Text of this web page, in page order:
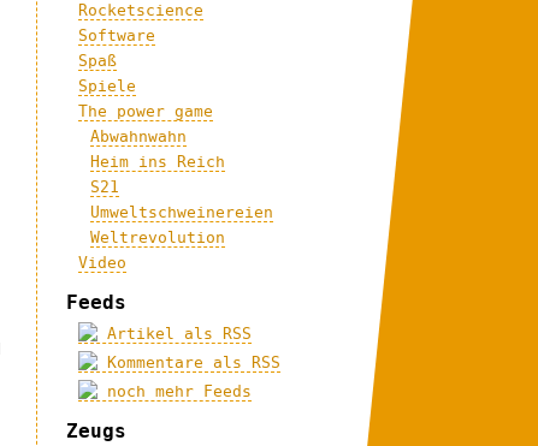
Rocketscience
Software
Spaß
Spiele
The power game
Abwahnwahn
Heim ins Reich
S21
Umweltschweinereien
Weltrevolution
Video
Feeds
Artikel als RSS
Kommentare als RSS
noch mehr Feeds
Zeugs